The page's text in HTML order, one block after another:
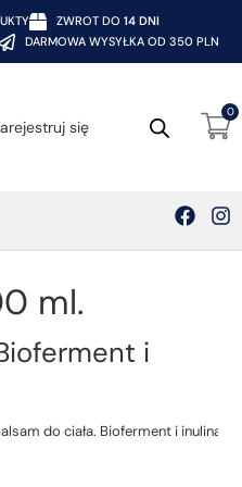
ZWROT DO 14 DNI
DARMOWA WYSYŁKA OD 350 PLN
się
0
ml.
i
do ciała. Bioferment i inulina